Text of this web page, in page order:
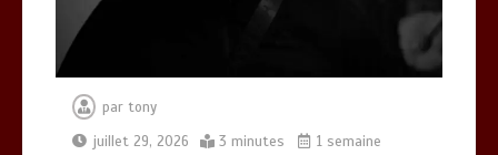
Soir 2 »
par tony
juillet 29, 2026
3 minutes 1 semaine